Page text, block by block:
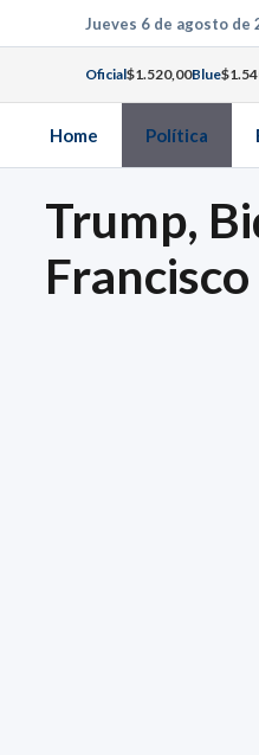
al
contenido
Jueves 6 de agosto de
Oficial$1.520,00Blue
Home Política
Trump,
Francisco